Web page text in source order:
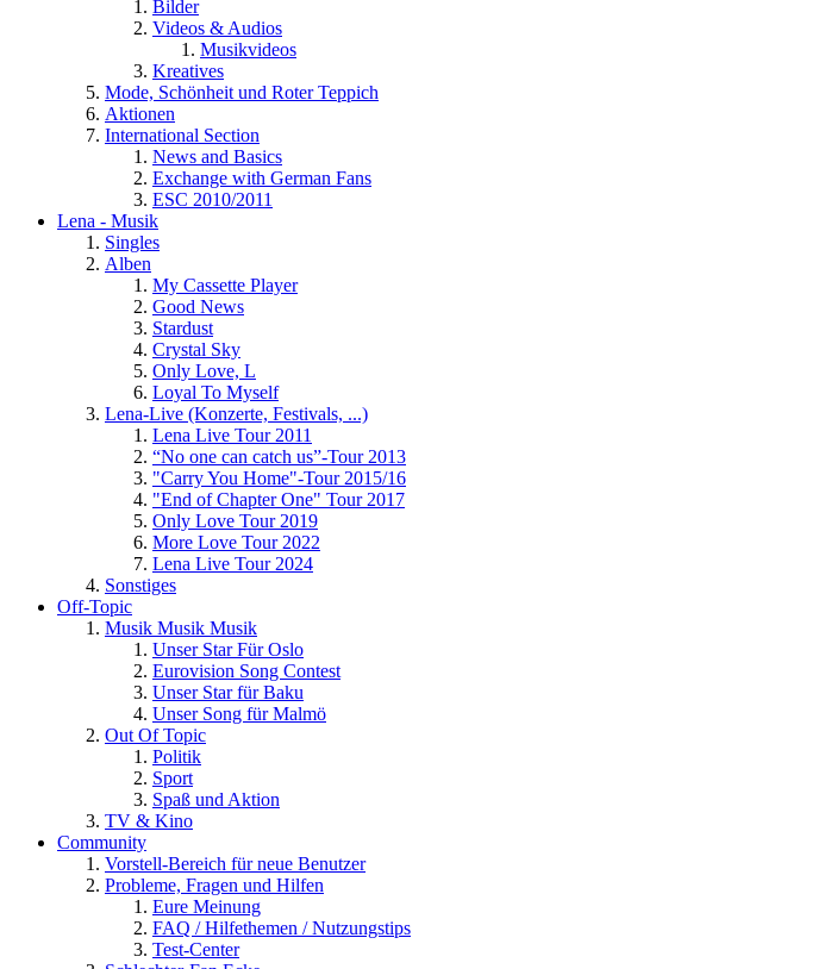
Bilder
Videos & Audios
Musikvideos
Kreatives
Mode, Schönheit und Roter Teppich
Aktionen
International Section
News and Basics
Exchange with German Fans
ESC 2010/2011
Lena - Musik
Singles
Alben
My Cassette Player
Good News
Stardust
Crystal Sky
Only Love, L
Loyal To Myself
Lena-Live (Konzerte, Festivals, ...)
Lena Live Tour 2011
“No one can catch us”-Tour 2013
"Carry You Home"-Tour 2015/16
"End of Chapter One" Tour 2017
Only Love Tour 2019
More Love Tour 2022
Lena Live Tour 2024
Sonstiges
Off-Topic
Musik Musik Musik
Unser Star Für Oslo
Eurovision Song Contest
Unser Star für Baku
Unser Song für Malmö
Out Of Topic
Politik
Sport
Spaß und Aktion
TV & Kino
Community
Vorstell-Bereich für neue Benutzer
Probleme, Fragen und Hilfen
Eure Meinung
FAQ / Hilfethemen / Nutzungstips
Test-Center